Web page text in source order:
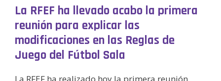
La RFEF ha llevado acabo la primera
reunión para explicar las
modificaciones en las Reglas de
Juego del Fútbol Sala
La RFEF ha realizado hoy la primera reunión